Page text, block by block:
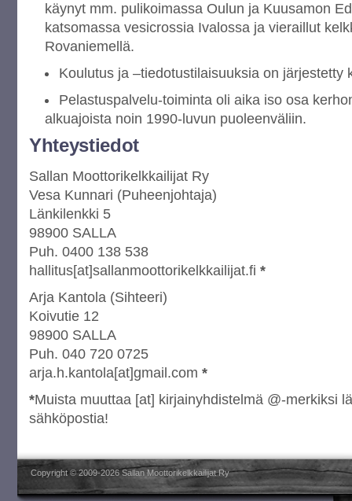
käynyt mm. pulikoimassa Oulun ja Kuusamon
katsomassa vesicrossia Ivalossa ja vieraillut
Rovaniemellä.
Koulutus ja –tiedotustilaisuuksia on järjestetty
Pelastuspalvelu-toiminta oli aika iso osa
alkuajoista noin 1990-luvun puoleenväliin.
Yhteystiedot
Sallan Moottorikelkkailijat Ry
Vesa Kunnari (Puheenjohtaja)
Länkilenkki 5
98900 SALLA
Puh. 0400 138 538
hallitus[at]sallanmoottorikelkkailijat.fi *
Arja Kantola (Sihteeri)
Koivutie 12
98900 SALLA
Puh. 040 720 0725
arja.h.kantola[at]gmail.com *
*Muista muuttaa [at] kirjainyhdistelmä @-merkiksi
sähköpostia!
Copyright © 2009-2026 Sallan Moottorikelkkailijat Ry